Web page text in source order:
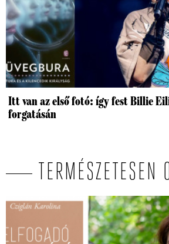
Itt van az első fotó: így fest Billie
forgatásán
TERMÉSZETESEN